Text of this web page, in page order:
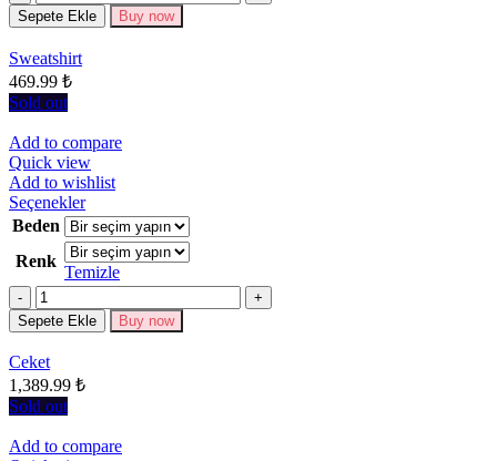
Seçenekler
Sepete Ekle Buy now
Sweatshirt
469.99 ₺
Sold out
Add to compare
Quick view
Add to wishlist
SeçeneklerBu
ürünün
birden
fazla
varyasyonu
Seçenekler
seçilebilir
Beden
Renk
Temizle
Miktar
Sepete Ekle Buy now
Ceket
1,389.99 ₺
Sold out
Add to compare